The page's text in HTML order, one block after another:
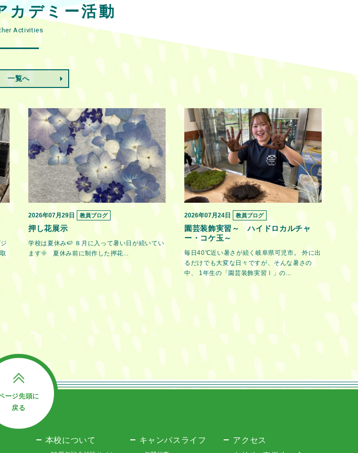
カデミー活動
Activities
一覧へ
2026年07月29日 教員ブログ
押し花展示
学校は夏休み🍉 ８月に入って暑い日が続いてい
ます🌞 夏休み前に制作した押花...
2026年07月24日 教員ブログ
園芸装飾実習～ ハイドロカルチャ
ー・コケ玉～
毎日40℃近い暑さが続く岐阜県可児市。 外に出
るだけでも大変な日々ですが、そんな暑さの
中、 1年生の「園芸装飾実習Ⅰ」の...
ージ先頭に
戻る
本校について キャンパスライフ
アクセス